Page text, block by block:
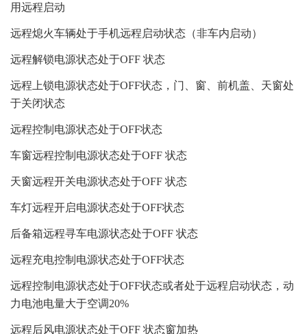
用远程启动
远程熄火车辆处于手机远程启动状态（非车内启动）
远程解锁电源状态处于OFF 状态
远程上锁电源状态处于OFF状态，门、窗、前机盖、天窗处
于关闭状态
远程控制电源状态处于OFF状态
车窗远程控制电源状态处于OFF 状态
天窗远程开关电源状态处于OFF 状态
车灯远程开启电源状态处于OFF状态
后备箱远程寻车电源状态处于OFF 状态
远程充电控制电源状态处于OFF状态
远程控制电源状态处于OFF状态或者处于远程启动状态，动
力电池电量大于空调20%
远程后风电源状态处于OFF 状态窗加热